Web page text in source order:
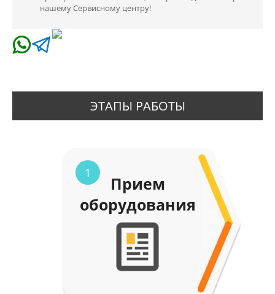
нашему Сервисному центру!
ЭТАПЫ РАБОТЫ
1
Прием
оборудования